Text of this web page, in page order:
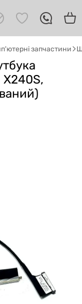
запчастини